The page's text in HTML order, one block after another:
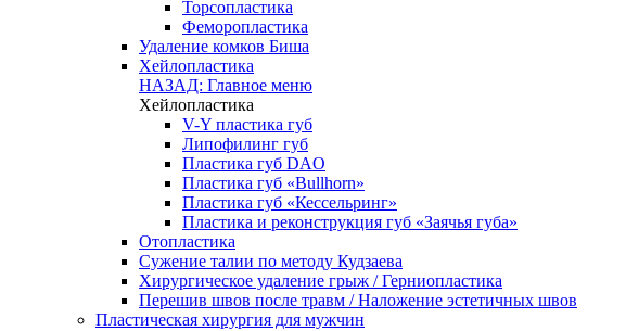
Торсопластика
Феморопластика
Удаление комков Биша
Хейлопластика
НАЗАД: Главное меню
Хейлопластика
V-Y пластика губ
Липофилинг губ
Пластика губ DAO
Пластика губ «Bullhorn»
Пластика губ «Кессельринг»
Пластика и реконструкция губ «Заячья губа»
Отопластика
Сужение талии по методу Кудзаева
Хирургическое удаление грыж / Герниопластика
Перешив швов после травм / Наложение эстетичных швов
Пластическая хирургия для мужчин